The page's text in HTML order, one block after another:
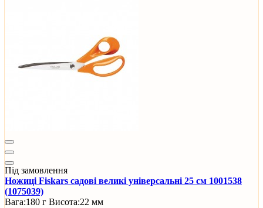
Під замовлення
Ножиці Fiskars садові великі універсальні 25 см 1001538
(1075039)
Вага:180 г Висота:22 мм